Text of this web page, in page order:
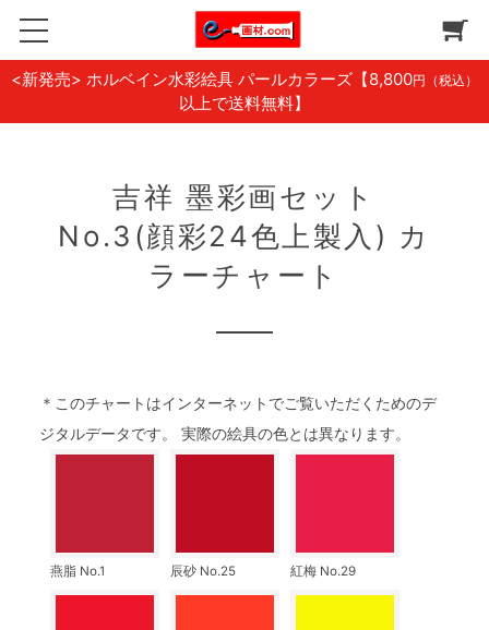
<新発売> ホルベイン水彩絵具 パールカラーズ 【8,800円（税込）
以上で送料無料】
吉祥 墨彩画セット
No.3(顔彩24色上製入) カ
ラーチャート
＊このチャートはインターネットでご覧いただくためのデ
ジタルデータです。 実際の絵具の色とは異なります。
燕脂 No.1 辰砂 No.25 紅梅 No.29